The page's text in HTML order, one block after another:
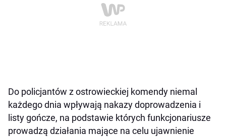
Do policjantów z ostrowieckiej komendy niemal
każdego dnia wpływają nakazy doprowadzenia i
listy gończe, na podstawie których funkcjonariusze
prowadzą działania mające na celu ujawnienie